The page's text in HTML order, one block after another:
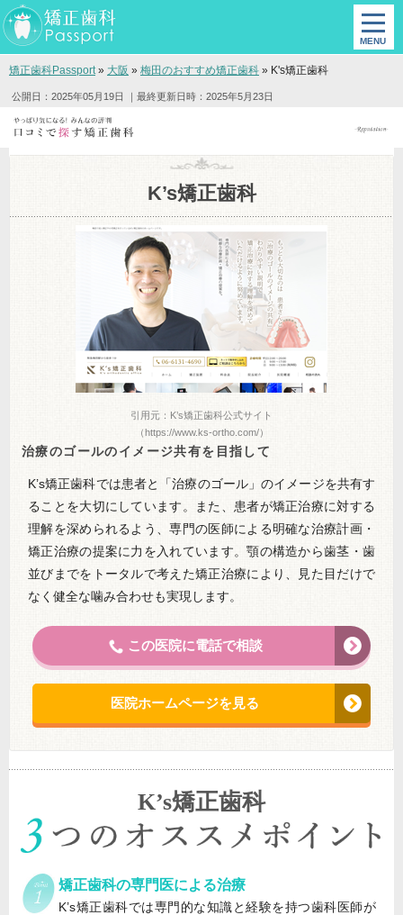
矯正歯科Passport» 大阪 » 梅田のおすすめ矯正歯科 » K's矯正歯科
公開日：2025年05月19日 ｜最終更新日時：2025年5月23日
K’s矯正歯科
引用元：K’s矯正歯科公式サイト
（https://www.ks-ortho.com/）
治療のゴールのイメージ共有を目指して
K’s矯正歯科では患者と「治療のゴール」のイメージを共有す
ることを大切にしています。また、患者が矯正治療に対する
理解を深められるよう、専門の医師による明確な治療計画・
矯正治療の提案に力を入れています。顎の構造から歯茎・歯
並びまでをトータルで考えた矯正治療により、見た目だけで
なく健全な噛み合わせも実現します。
この医院に電話で相談
医院ホームページを見る
K’s矯正歯科
矯正歯科の専門医による治療
K’s矯正歯科では専門的な知識と経験を持つ歯科医師が